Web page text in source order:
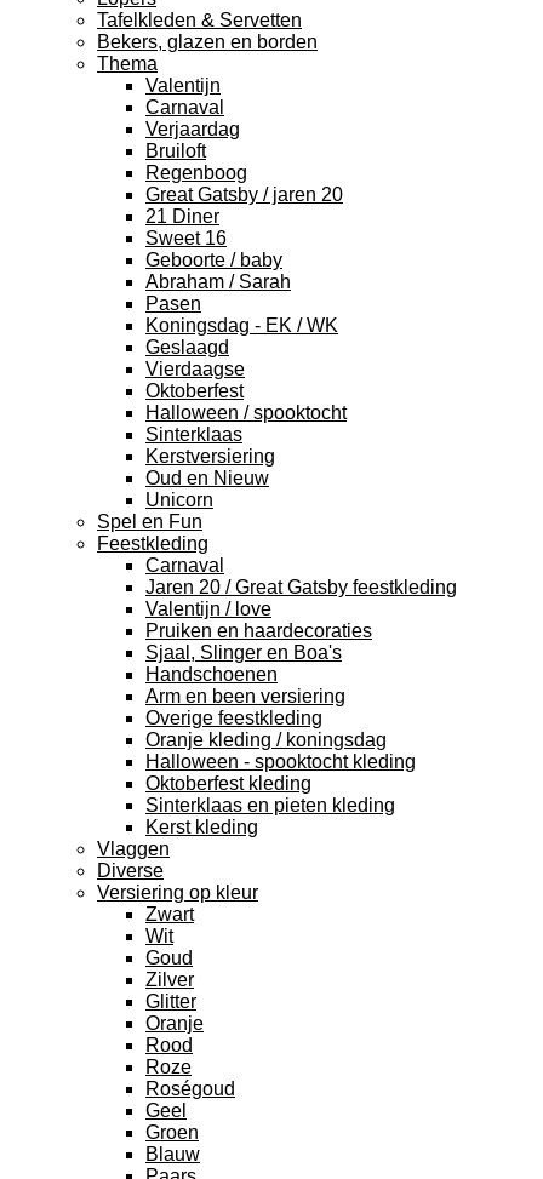
Tafelkleden & Servetten
Bekers, glazen en borden
Thema
Valentijn
Carnaval
Verjaardag
Bruiloft
Regenboog
Great Gatsby / jaren 20
21 Diner
Sweet 16
Geboorte / baby
Abraham / Sarah
Pasen
Koningsdag - EK / WK
Geslaagd
Vierdaagse
Oktoberfest
Halloween / spooktocht
Sinterklaas
Kerstversiering
Oud en Nieuw
Unicorn
Spel en Fun
Feestkleding
Carnaval
Jaren 20 / Great Gatsby feestkleding
Valentijn / love
Pruiken en haardecoraties
Sjaal, Slinger en Boa's
Handschoenen
Arm en been versiering
Overige feestkleding
Oranje kleding / koningsdag
Halloween - spooktocht kleding
Oktoberfest kleding
Sinterklaas en pieten kleding
Kerst kleding
Vlaggen
Diverse
Versiering op kleur
Zwart
Wit
Goud
Zilver
Glitter
Oranje
Rood
Roze
Roségoud
Geel
Groen
Blauw